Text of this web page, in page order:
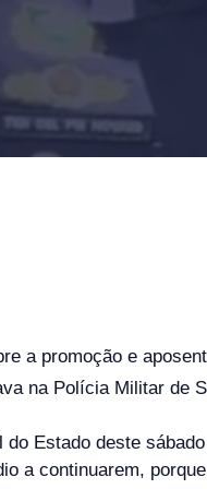
a promoção e
na Polícia Militar de
Estado deste
a continuarem,